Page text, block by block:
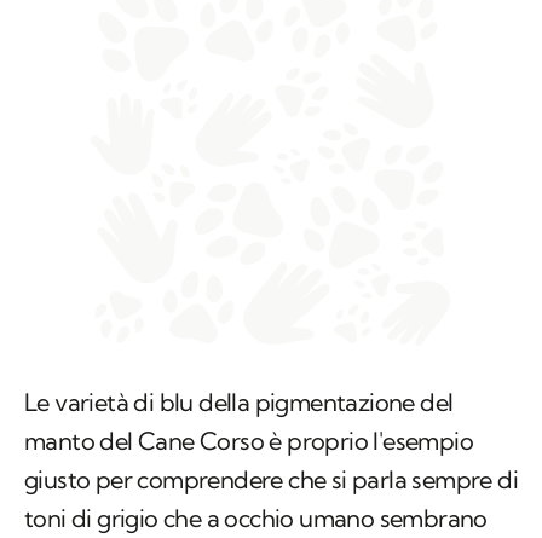
Le varietà di blu della pigmentazione del
manto del Cane Corso è proprio l'esempio
giusto per comprendere che si parla sempre di
toni di grigio che a occhio umano sembrano